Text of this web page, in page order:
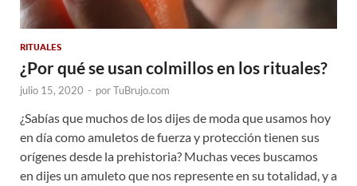
RITUALES
¿Por qué se usan colmillos en los rituales?
julio 15, 2020 - porTuBrujo.com
¿Sabías que muchos de los dijes de moda que usamos hoy
en día como amuletos de fuerza y protección tienen sus
orígenes desde la prehistoria? Muchas veces buscamos
en dijes un amuleto que nos represente en su totalidad, y a